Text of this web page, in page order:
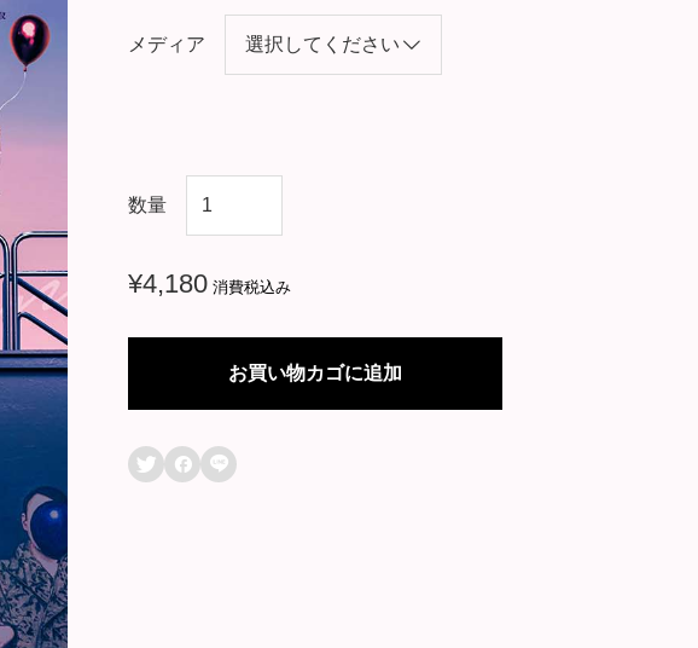
メディア
数量
国
ド
レ
¥4,180 消費税込み
お買い物カゴに追加
  